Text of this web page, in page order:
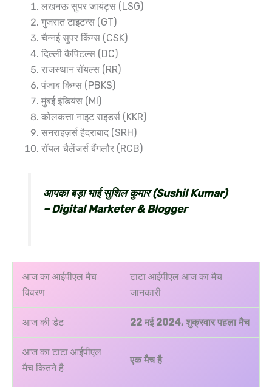
लखनऊ सुपर जायंट्स (LSG)
गुजरात टाइटन्स (GT)
चैन्नई सुपर किंग्स (CSK)
दिल्ली कैपिटल्स (DC)
राजस्थान रॉयल्स (RR)
पंजाब किंग्स (PBKS)
मुंबई इंडियंस (MI)
कोलकत्ता नाइट राइडर्स (KKR)
सनराइज़र्स हैदराबाद (SRH)
रॉयल चैलेंजर्स बैंगलौर (RCB)
आपका बड़ा भाई सुशिल कुमार (Sushil Kumar)
– Digital Marketer & Blogger
आज का आईपीएल मैच
विवरण
टाटा आईपीएल आज का मैच
जानकारी
आज की डेट 22 मई 2024, शुक्रवार पहला मैच
आज का टाटा आईपीएल
मैच कितने है
एक मैच है